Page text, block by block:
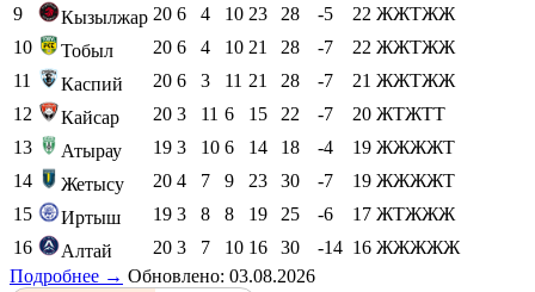
9
Кызылжар 20 6 4 10 23 28 -5 22 ЖЖТЖЖ
10
Тобыл 20 6 4 10 21 28 -7 22 ЖЖТЖЖ
11
Каспий 20 6 3 11 21 28 -7 21 ЖЖТЖЖ
12
Кайсар 20 3 11 6 15 22 -7 20 ЖТЖТТ
13
Атырау 19 3 10 6 14 18 -4 19 ЖЖЖЖТ
14
Жетысу 20 4 7 9 23 30 -7 19 ЖЖЖЖТ
15
Иртыш 19 3 8 8 19 25 -6 17 ЖТЖЖЖ
16
Алтай 20 3 7 10 16 30 -14 16 ЖЖЖЖЖ
Подробнее → Обновлено: 03.08.2026